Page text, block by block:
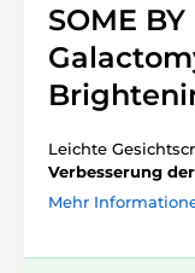
SOME
Leichte
Verbesserung
Mehr